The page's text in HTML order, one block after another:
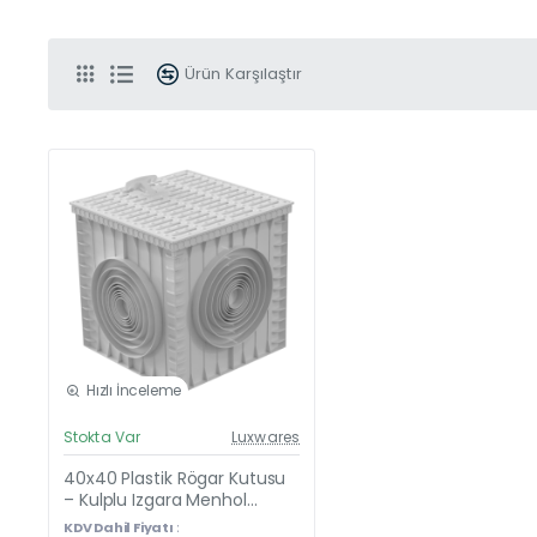
Ürün Karşılaştır
Hızlı İnceleme
Yeni Ürün
Stokta Var Luxwares
40x40 Plastik Rögar Kutusu
– Kulplu Izgara Menhol
Kapaklı
KDV Dahil Fiyatı :